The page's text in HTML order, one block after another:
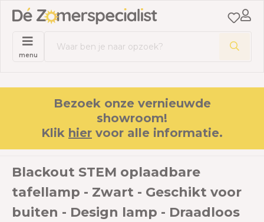
menu
Bezoek onze vernieuwde
showroom!
Klik hier voor alle informatie.
Blackout STEM oplaadbare
tafellamp - Zwart - Geschikt voor
buiten - Design lamp - Draadloos